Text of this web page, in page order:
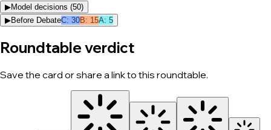
▶Model decisions (50)
▶Before DebateC: 30B: 15A: 5
Roundtable verdict
Save the card or share a link to this roundtable.